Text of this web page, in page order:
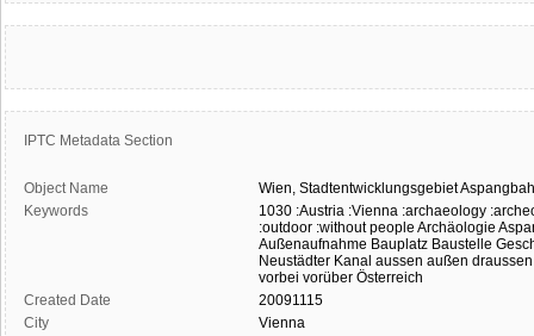
IPTC Metadata Section
Object Name Wien, Stadtentwicklungsgebiet
Keywords
1030 :Austria :Vienna :archaeology
:outdoor :without people Archäologie
Außenaufnahme Bauplatz Baustelle
Neustädter Kanal aussen außen draussen
vorbei vorüber Österreich
Created Date
20091115
City
Vienna